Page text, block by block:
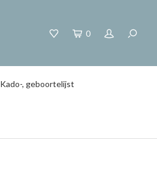
0
Kado-, geboortelijst